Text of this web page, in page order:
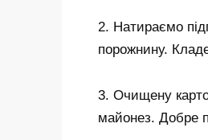
2. Натираємо
порожнину.
3. Очищену
майонез. Добре